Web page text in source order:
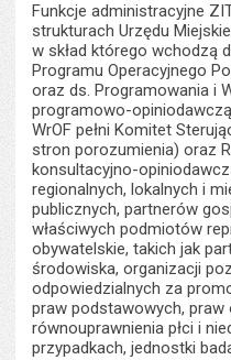
Funkcje administracyjne
strukturach Urzędu
w skład którego wchodzą
Programu Operacyjnego
oraz ds. Programowania i
programowo-
WrOF pełni Komitet
stron porozumienia) oraz
konsultacyjno-
regionalnych, lokalnych i
publicznych, partnerów
właściwych podmiotów
obywatelskie, takich jak
środowiska, organizacji
odpowiedzialnych za
praw podstawowych, praw
równouprawnienia płci i
przypadkach, jednostki